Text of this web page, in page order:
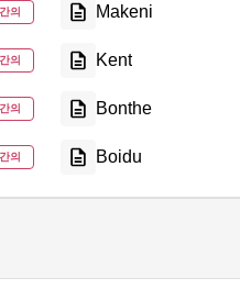
의 Makeni
의 Kent
의 Bonthe
의 Boidu